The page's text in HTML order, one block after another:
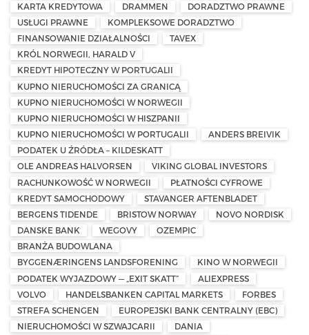
KARTA KREDYTOWA
DRAMMEN
DORADZTWO PRAWNE
USŁUGI PRAWNE
KOMPLEKSOWE DORADZTWO
FINANSOWANIE DZIAŁALNOŚCI
TAVEX
KRÓL NORWEGII, HARALD V
KREDYT HIPOTECZNY W PORTUGALII
KUPNO NIERUCHOMOŚCI ZA GRANICĄ
KUPNO NIERUCHOMOŚCI W NORWEGII
KUPNO NIERUCHOMOŚCI W HISZPANII
KUPNO NIERUCHOMOŚCI W PORTUGALII
ANDERS BREIVIK
PODATEK U ŹRÓDŁA – KILDESKATT
OLE ANDREAS HALVORSEN
VIKING GLOBAL INVESTORS
RACHUNKOWOŚĆ W NORWEGII
PŁATNOŚCI CYFROWE
KREDYT SAMOCHODOWY
STAVANGER AFTENBLADET
BERGENS TIDENDE
BRISTOW NORWAY
NOVO NORDISK
DANSKE BANK
WEGOVY
OZEMPIC
BRANŻA BUDOWLANA
BYGGENÆRINGENS LANDSFORENING
KINO W NORWEGII
PODATEK WYJAZDOWY — „EXIT SKATT”
ALIEXPRESS
VOLVO
HANDELSBANKEN CAPITAL MARKETS
FORBES
STREFA SCHENGEN
EUROPEJSKI BANK CENTRALNY (EBC)
NIERUCHOMOŚCI W SZWAJCARII
DANIA